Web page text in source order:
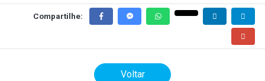
Compartilhe:
Voltar